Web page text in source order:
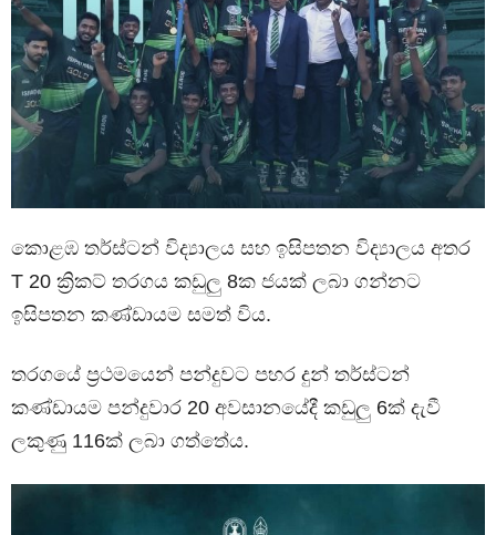
කොළඹ තර්ස්ටන් විද්‍යාලය සහ ඉසිපතන විද්‍යාලය අතර
T 20 ක්‍රිකට් තරගය කඩුලු 8ක ජයක් ලබා ගන්නට
ඉසිපතන කණ්ඩායම සමත් විය.
තරගයේ ප්‍රථමයෙන් පන්දුවට පහර දුන් තර්ස්ටන්
කණ්ඩායම පන්දුවාර 20 අවසානයේදී කඩුලු 6ක් දැවී
ලකුණු 116ක් ලබා ගත්තේය.